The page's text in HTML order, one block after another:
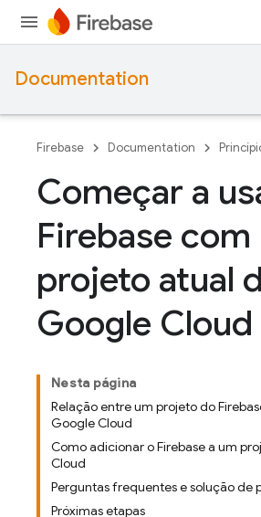
Documentation
Firebase Documentation
Começar a
Firebase com
projeto atual
Google Cloud
Nesta página
Relação entre um projeto do
Google Cloud
Como adicionar o Firebase a um
Cloud
Perguntas frequentes e solução de
Próximas etapas